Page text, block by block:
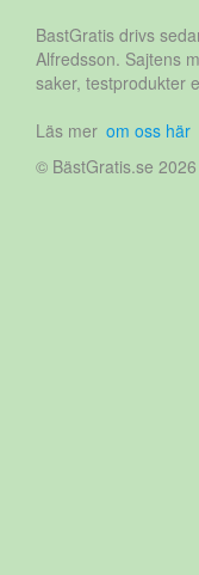
BastGratis drivs
Alfredsson. Sajtens
saker, testprodukter
Läs mer om oss här
© BästGratis.se